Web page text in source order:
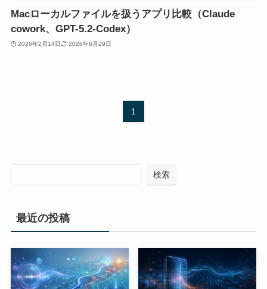
Macローカルファイルを扱うアプリ比較（Claude
cowork、GPT-5.2-Codex）
2026年2月14日 2026年6月29日
1
検索
最近の投稿